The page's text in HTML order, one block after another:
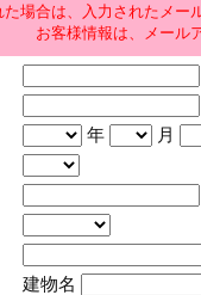
場合は、入力されたメ
お客様情報は、メール
年
月
建物名